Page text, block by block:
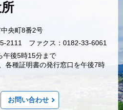
央町8番2号
2111 ファクス：0182-33-6061
午後5時15分まで
各種証明書の発行窓口を午後7時
お問い合わせ